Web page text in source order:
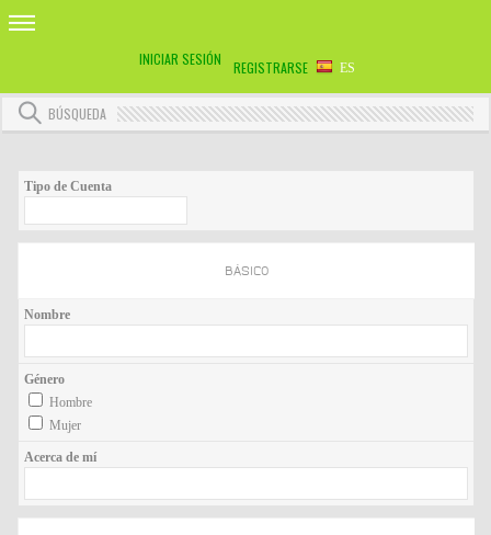
INICIAR SESIÓN REGISTRARSE ES
BÚSQUEDA
Tipo de Cuenta
BÁSICO
Nombre
Género
Hombre
Mujer
Acerca de mí